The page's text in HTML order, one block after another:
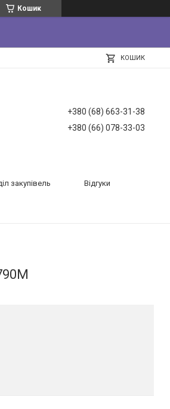
Кошик
КОШИК
+380 (68) 663-31-38
+380 (66) 078-33-03
закупівель Відгуки